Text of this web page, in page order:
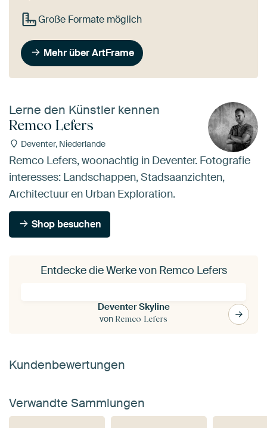
Große Formate möglich
Mehr über ArtFrame
Lerne den Künstler kennen
Remco Lefers
Deventer, Niederlande
Remco Lefers, woonachtig in Deventer. Fotografie
interesses: Landschappen, Stadsaanzichten,
Architectuur en Urban Exploration.
Shop besuchen
Entdecke die Werke von Remco Lefers
Deventer Skyline
von Remco Lefers
Kundenbewertungen
Verwandte Sammlungen